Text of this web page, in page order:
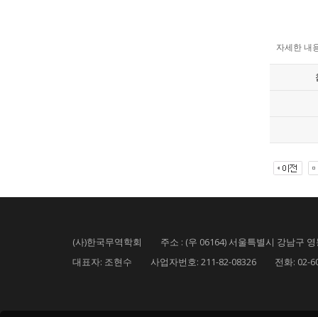
자세한 내
(사)한국무역학회 주소 : (우 06164) 서울특별시 강남구 영
대표자: 조현수 사업자번호: 211-82-08326 전화: 02-